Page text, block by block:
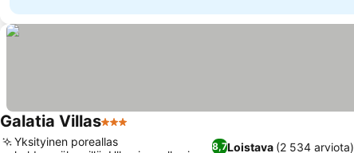
Galatia Villas3 Tähtiluokitus
8,7Loistava (2 534 arviota)
Yksityinen poreallas